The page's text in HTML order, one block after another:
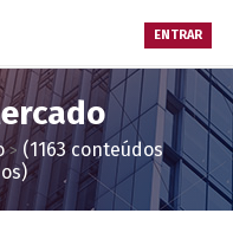
ENTRAR
> (1163 conteúdos